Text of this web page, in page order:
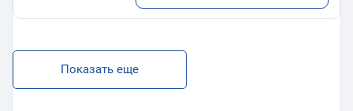
Показать еще